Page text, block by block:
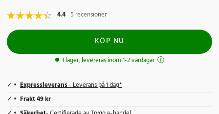
4.4 5 recensioner
KÖP NU
I lager, levereras inom 1-2 vardagar
Expressleverans- Leverans på 1 dag*
Frakt 49 kr